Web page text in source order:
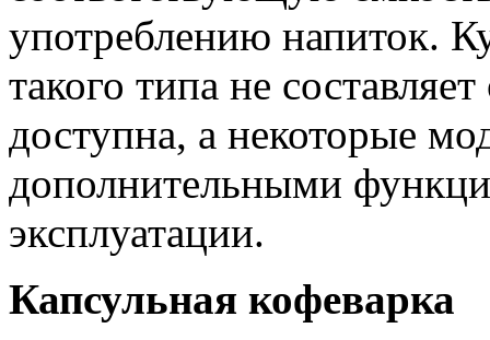
употреблению напиток.
такого типа не
доступна, а некоторые
дополнительными
эксплуатации.
Капсульная кофеварка